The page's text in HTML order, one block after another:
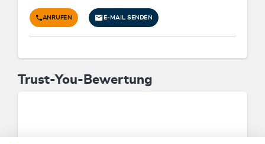
ANRUFEN E-MAIL SENDEN
Trust-You-Bewertung